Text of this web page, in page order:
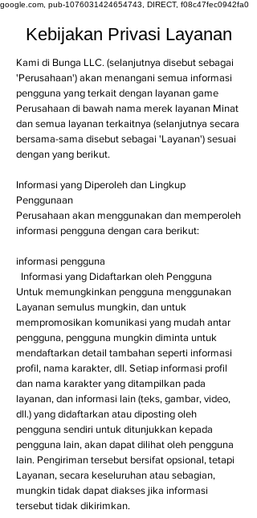
google.com, pub-1076031424654743, DIRECT, f08c47fec0942fa0
Kebijakan Privasi Layanan
Kami di Bunga LLC. (selanjutnya disebut sebagai
'Perusahaan') akan menangani semua informasi
pengguna yang terkait dengan layanan game
Perusahaan di bawah nama merek layanan Minat
dan semua layanan terkaitnya (selanjutnya secara
bersama-sama disebut sebagai 'Layanan') sesuai
dengan yang berikut.
Informasi yang Diperoleh dan Lingkup
Penggunaan
Perusahaan akan menggunakan dan memperoleh
informasi pengguna dengan cara berikut:
informasi pengguna
Informasi yang Didaftarkan oleh Pengguna
Untuk memungkinkan pengguna menggunakan
Layanan semulus mungkin, dan untuk
mempromosikan komunikasi yang mudah antar
pengguna, pengguna mungkin diminta untuk
mendaftarkan detail tambahan seperti informasi
profil, nama karakter, dll. Setiap informasi profil
dan nama karakter yang ditampilkan pada
layanan, dan informasi lain (teks, gambar, video,
dll.) yang didaftarkan atau diposting oleh
pengguna sendiri untuk ditunjukkan kepada
pengguna lain, akan dapat dilihat oleh pengguna
lain. Pengiriman tersebut bersifat opsional, tetapi
Layanan, secara keseluruhan atau sebagian,
mungkin tidak dapat diakses jika informasi
tersebut tidak dikirimkan.